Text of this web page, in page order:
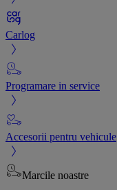
Carlog
Programare in service
Accesorii pentru vehicule
Marcile noastre